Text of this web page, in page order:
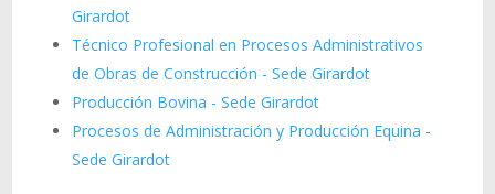
Girardot
Técnico Profesional en Procesos Administrativos
de Obras de Construcción - Sede Girardot
Producción Bovina - Sede Girardot
Procesos de Administración y Producción Equina -
Sede Girardot